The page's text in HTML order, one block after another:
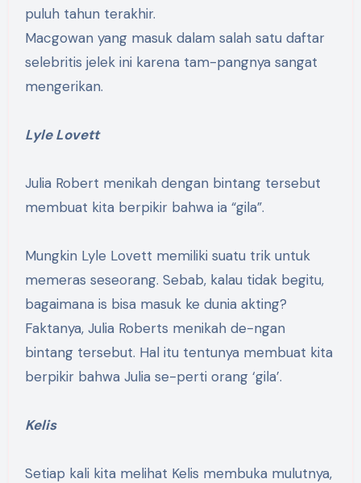
puluh tahun terakhir.
Macgowan yang masuk dalam salah satu daftar
selebritis jelek ini karena tam-pangnya sangat
mengerikan.
Lyle Lovett
Julia Robert menikah dengan bintang tersebut
membuat kita berpikir bahwa ia “gila”.
Mungkin Lyle Lovett memiliki suatu trik untuk
memeras seseorang. Sebab, kalau tidak begitu,
bagaimana is bisa masuk ke dunia akting?
Faktanya, Julia Roberts menikah de-ngan
bintang tersebut. Hal itu tentunya membuat kita
berpikir bahwa Julia se-perti orang ‘gila’.
Kelis
Setiap kali kita melihat Kelis membuka mulutnya,